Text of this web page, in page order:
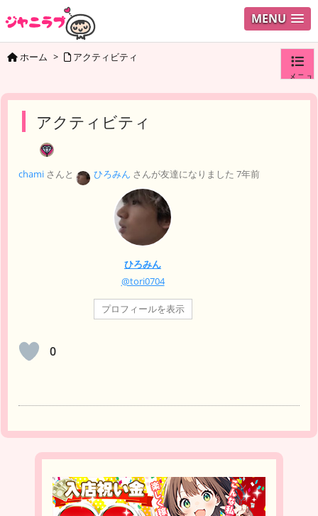
MENU
メニュ
ホーム > アクティビティ
アクティビティ
chami さんと ひろみん さんが友達になりました 7年前
ひろみん
@tori0704
プロフィールを表示
0